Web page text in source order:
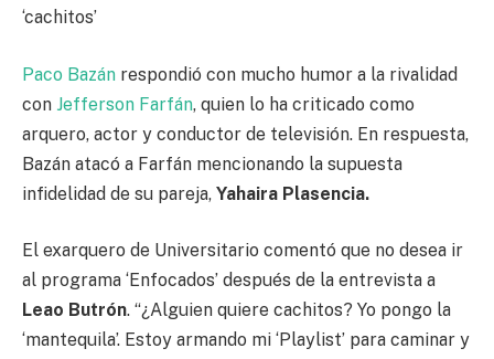
‘cachitos’
Paco Bazán respondió con mucho humor a la rivalidad
con Jefferson Farfán, quien lo ha criticado como
arquero, actor y conductor de televisión. En respuesta,
Bazán atacó a Farfán mencionando la supuesta
infidelidad de su pareja, Yahaira Plasencia.
El exarquero de Universitario comentó que no desea ir
al programa ‘Enfocados’ después de la entrevista a
Leao Butrón. “¿Alguien quiere cachitos? Yo pongo la
‘mantequila’. Estoy armando mi ‘Playlist’ para caminar y